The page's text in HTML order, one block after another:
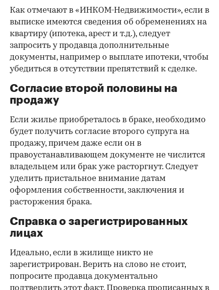
Как отмечают в «ИНКОМ-Недвижимости», если в
выписке имеются сведения об обременениях на
квартиру (ипотека, арест и т.д.), следует
запросить у продавца дополнительные
документы, например о выплате ипотеки, чтобы
убедиться в отсутствии препятствий к сделке.
Согласие второй половины на
продажу
Если жилье приобреталось в браке, необходимо
будет получить согласие второго супруга на
продажу, причем даже если он в
правоустанавливающем документе не числится
владельцем или брак уже расторгнут. Следует
уделить пристальное внимание датам
оформления собственности, заключения и
расторжения брака.
Справка о зарегистрированных
лицах
Идеально, если в жилище никто не
зарегистрирован. Верить на слово не стоит,
попросите продавца документально
подтвердить этот факт. Проверка прописанных в